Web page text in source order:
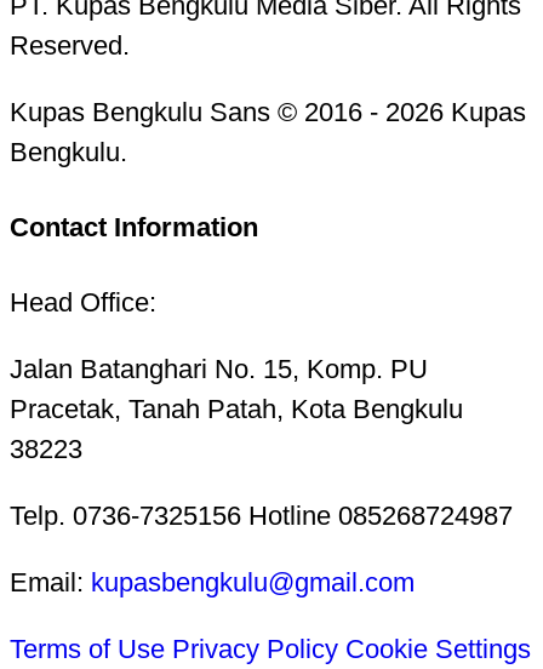
Reserved.
Kupas Bengkulu Sans © 2016 - 2026 Kupas
Bengkulu.
Contact Information
Head Office:
Jalan Batanghari No. 15, Komp. PU
Pracetak, Tanah Patah, Kota Bengkulu
38223
Telp. 0736-7325156 Hotline 085268724987
Email: kupasbengkulu@gmail.com
Terms of Use Privacy Policy Cookie Settings